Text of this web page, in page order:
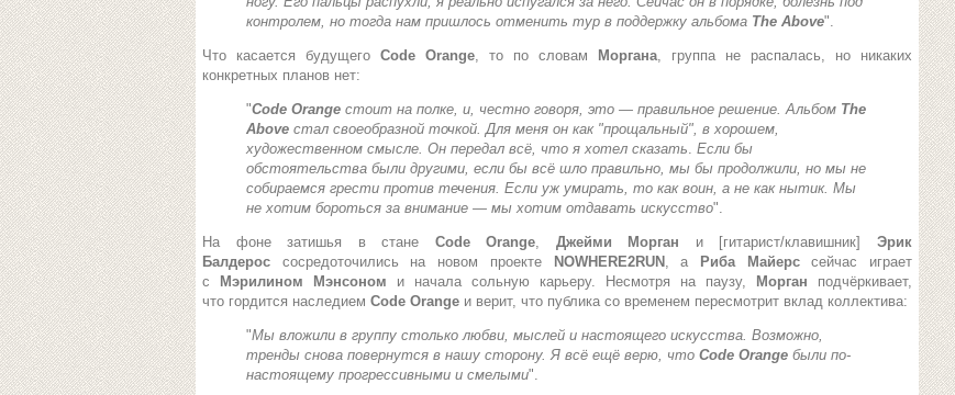
контролем, но тогда нам пришлось отменить тур в поддержку альбома The Above".
Что касается будущего Code Orange, то по словам Моргана, группа не распалась, но никаких
конкретных планов нет:
"Code Orange стоит на полке, и, честно говоря, это — правильное решение. Альбом The
Above стал своеобразной точкой. Для меня он как "прощальный", в хорошем,
художественном смысле. Он передал всё, что я хотел сказать. Если бы
обстоятельства были другими, если бы всё шло правильно, мы бы продолжили, но мы не
собираемся грести против течения. Если уж умирать, то как воин, а не как нытик. Мы
не хотим бороться за внимание — мы хотим отдавать искусство".
На фоне затишья в стане Code Orange, Джейми Морган и [гитарист/клавишник]Эрик
Балдерос сосредоточились на новом проекте NOWHERE2RUN , а Риба Майерссейчас играет
c
Мэрилином Мэнсоном и начала сольную карьеру. Несмотря на паузу, Морган подчёркивает,
что гордится наследием Code Orange и верит, что публика со временем пересмотрит вклад коллектива:
"Мы вложили в группу столько любви, мыслей и настоящего искусства. Возможно,
тренды снова повернутся в нашу сторону. Я всё ещё верю, что Code Orange были по-
настоящему прогрессивными и смелыми".